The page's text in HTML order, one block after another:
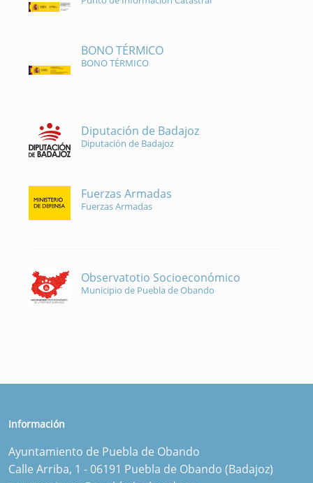
BONO TÉRMICO
BONO TÉRMICO
Diputación de Badajoz
Diputación de Badajoz
Fuerzas Armadas
Fuerzas Armadas
Observatotio Socioeconómico
Municipio de Puebla de Obando
Información
Ayuntamiento de Puebla de Obando
Calle Arriba, 1 - 06191 Puebla de Obando (Badajoz)